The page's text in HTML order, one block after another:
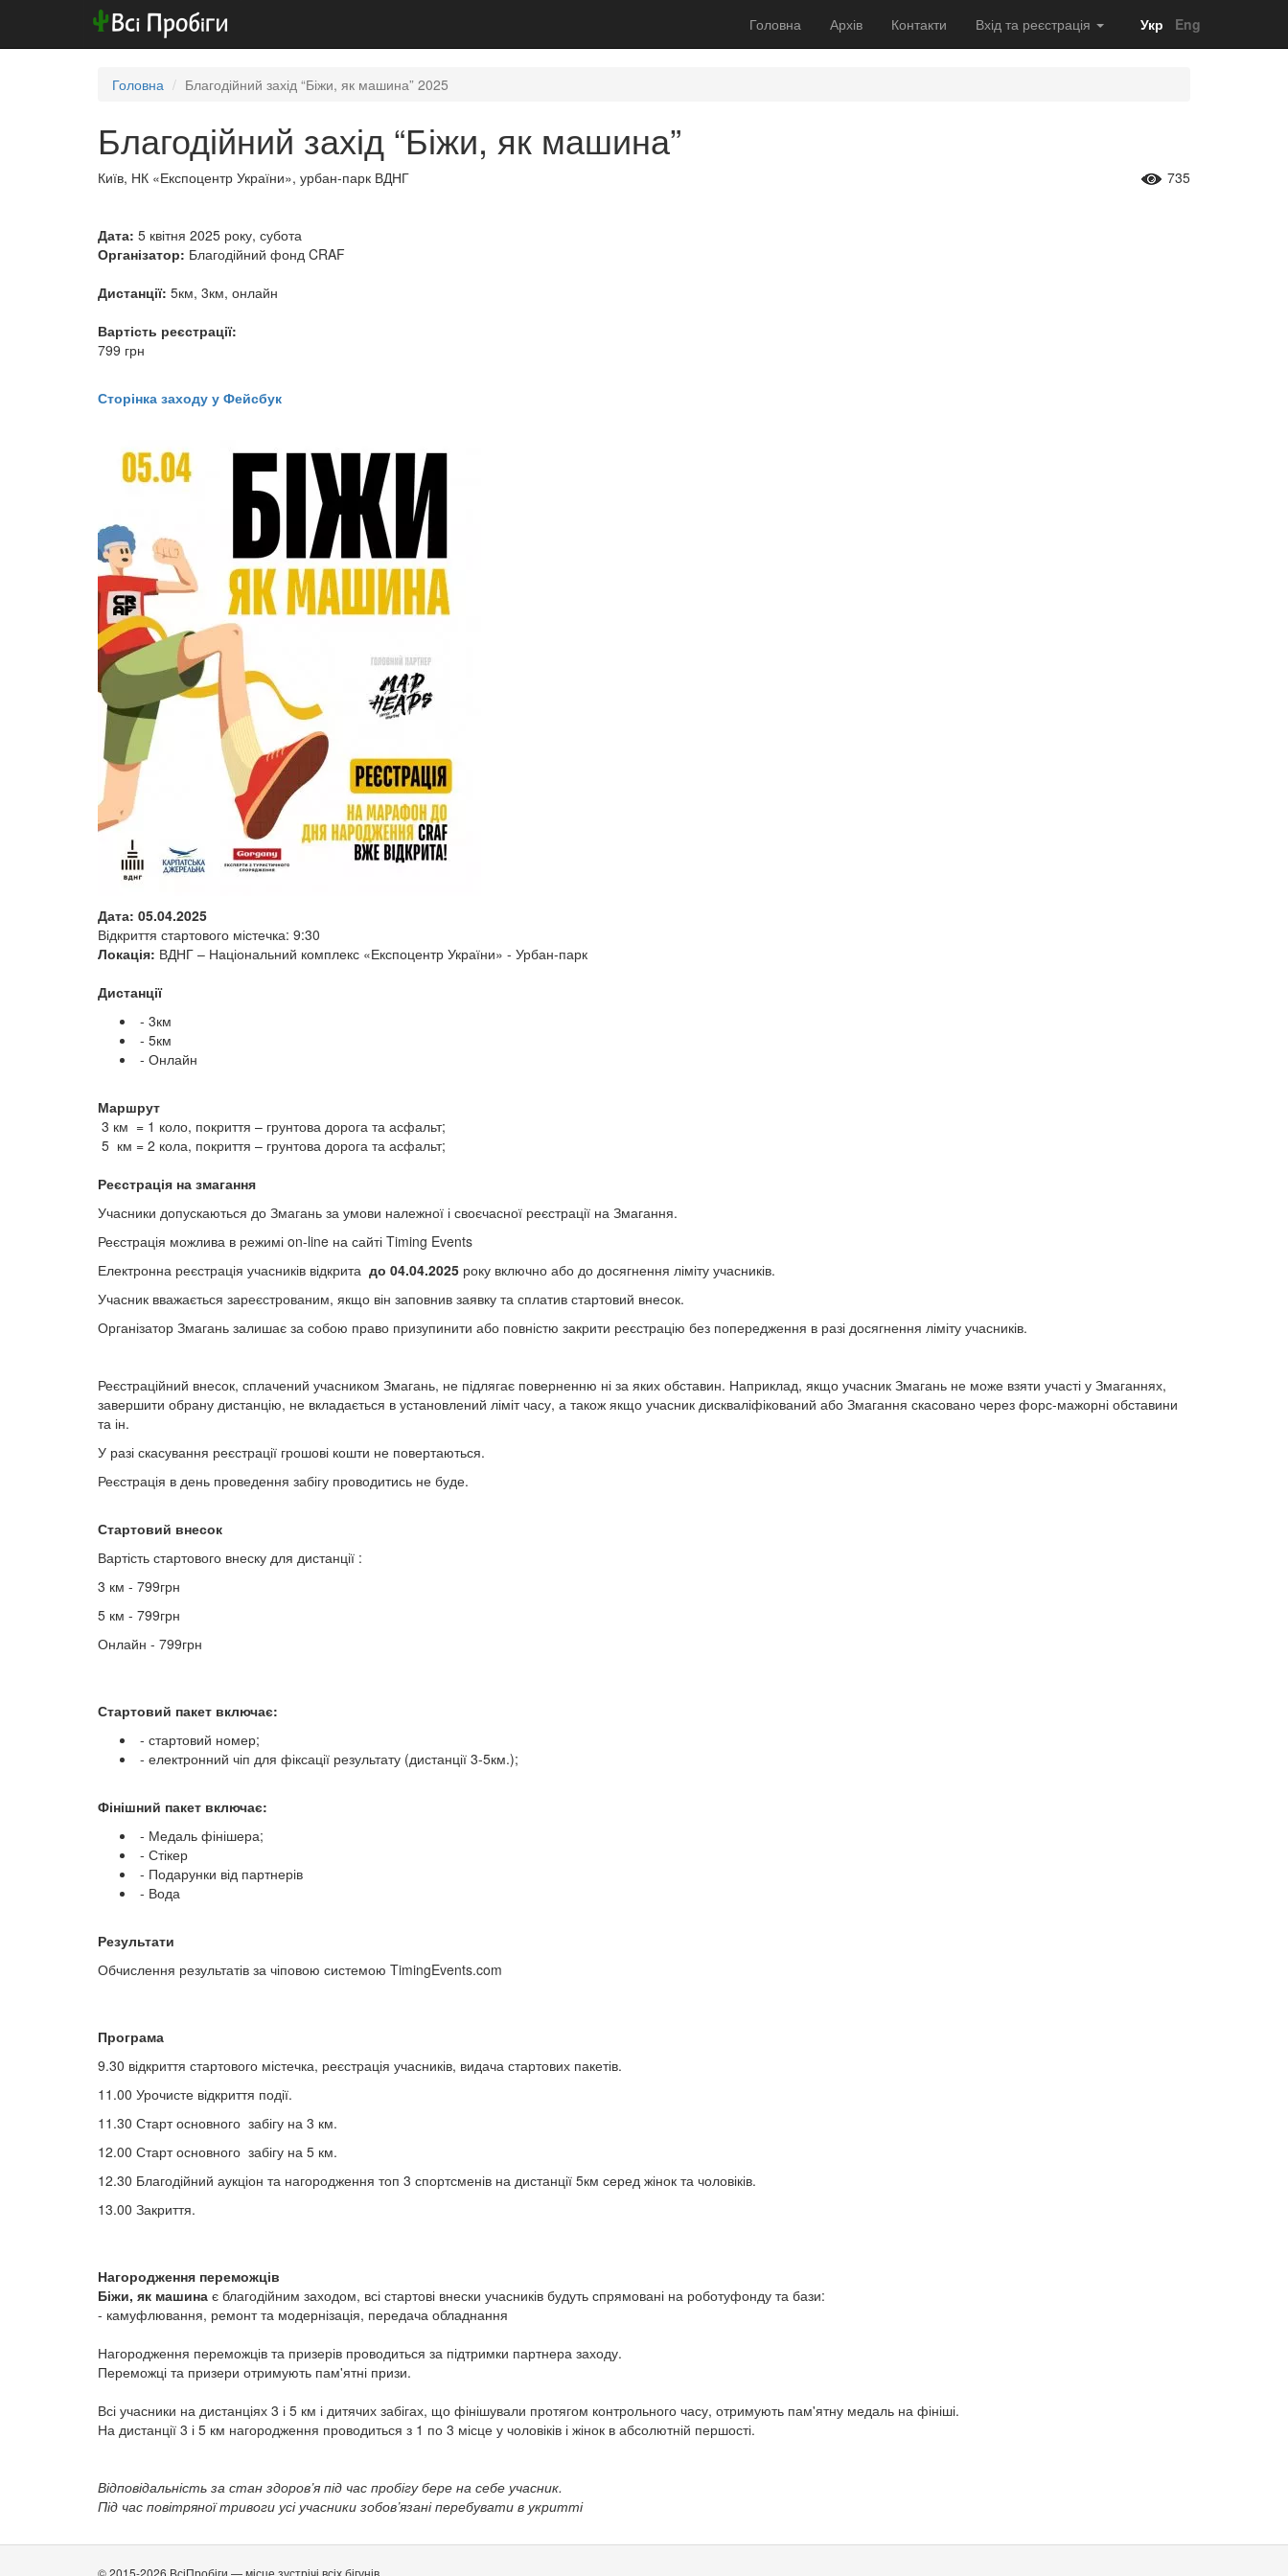
Головна Архів Контакти Вхід та реєстрація Укр Eng
Головна Благодійний захід “Біжи, як машина” 2025
Благодійний захід “Біжи, як машина”
Київ, НК «Експоцентр України», урбан-парк ВДНГ 735
Дата: 5 квітня 2025 року, субота
Організатор: Благодійний фонд CRAF
Дистанції: 5км, 3км, онлайн
Вартість реєстрації:
799 грн
Сторінка заходу у Фейсбук
Дата: 05.04.2025
Відкриття стартового містечка: 9:30
Локація: ВДНГ – Національний комплекс «Експоцентр України» - Урбан-парк
Дистанції
- 3км
- 5км
- Онлайн
Маршрут
3 км = 1 коло, покриття – грунтова дорога та асфальт;
5 км = 2 кола, покриття – грунтова дорога та асфальт;
Реєстрація на змагання
Учасники допускаються до Змагань за умови належної і своєчасної реєстрації на Змагання.
Реєстрація можлива в режимі on-line на сайті Timing Events
Електронна реєстрація учасників відкрита до 04.04.2025 року включно або до досягнення ліміту учасників.
Учасник вважається зареєстрованим, якщо він заповнив заявку та сплатив стартовий внесок.
Організатор Змагань залишає за собою право призупинити або повністю закрити реєстрацію без попередження в разі досягнення ліміту учасників.
Реєстраційний внесок, сплачений учасником Змагань, не підлягає поверненню ні за яких обставин. Наприклад, якщо учасник Змагань не може взяти участі у Змаганнях,
завершити обрану дистанцію, не вкладається в установлений ліміт часу, а також якщо учасник дискваліфікований або Змагання скасовано через форс-мажорні обставини
та ін.
У разі скасування реєстрації грошові кошти не повертаються.
Реєстрація в день проведення забігу проводитись не буде.
Стартовий внесок
Вартість стартового внеску для дистанції :
3 км - 799грн
5 км - 799грн
Онлайн - 799грн
Стартовий пакет включає:
- стартовий номер;
- електронний чіп для фіксації результату (дистанції 3-5км.);
Фінішний пакет включає:
- Медаль фінішера;
- Стікер
- Подарунки від партнерів
- Вода
Результати
Обчислення результатів за чіповою системою TimingEvents.com
Програма
9.30 відкриття стартового містечка, реєстрація учасників, видача стартових пакетів.
11.00 Урочисте відкриття події.
11.30 Старт основного забігу на 3 км.
12.00 Старт основного забігу на 5 км.
12.30 Благодійний аукціон та нагородження топ 3 спортсменів на дистанції 5км серед жінок та чоловіків.
13.00 Закриття.
Нагородження переможців
Біжи, як машина є благодійним заходом, всі стартові внески учасників будуть спрямовані на роботуфонду та бази:
- камуфлювання, ремонт та модернізація, передача обладнання
Нагородження переможців та призерів проводиться за підтримки партнера заходу.
Переможці та призери отримують пам'ятні призи.
Всі учасники на дистанціях 3 і 5 км і дитячих забігах, що фінішували протягом контрольного часу, отримують пам'ятну медаль на фініші.
На дистанції 3 і 5 км нагородження проводиться з 1 по 3 місце у чоловіків і жінок в абсолютній першості.
Відповідальність за стан здоров’я під час пробігу бере на себе учасник.
Під час повітряної тривоги усі учасники зобов’язані перебувати в укритті
© 2015-2026 ВсіПробіги — місце зустрічі всіх бігунів.